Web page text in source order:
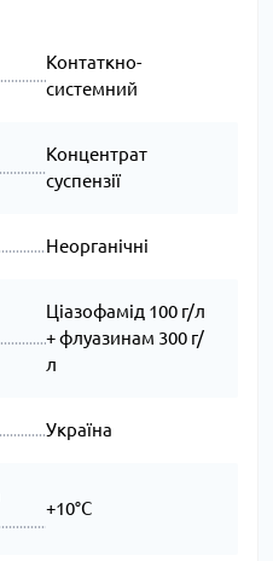
Контаткно-
системний
Концентрат
суспензії
Неорганічні
Ціазофамід 100 г/л
+ флуазинам 300 г/
л
Україна
+10°C